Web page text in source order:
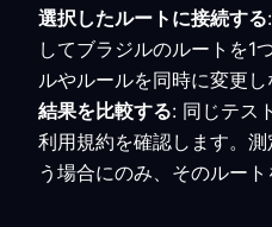
選択したルートに接続する
してブラジルのルートを1
ルやルールを同時に変更し
結果を比較する: 同じテス
利用規約を確認します。
う場合にのみ、そのルート